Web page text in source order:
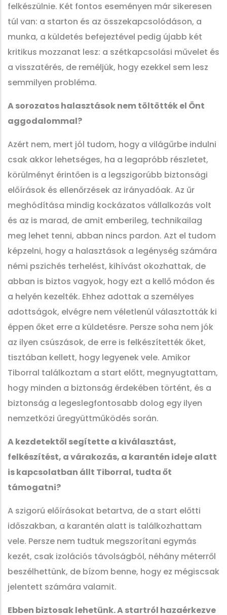
felkészülnie. Két fontos eseményen már sikeresen
túl van: a starton és az összekapcsolódáson, a
munka, a küldetés befejeztével pedig újabb két
kritikus mozzanat lesz: a szétkapcsolási művelet és
a visszatérés, de reméljük, hogy ezekkel sem lesz
semmilyen probléma.
A sorozatos halasztások nem töltötték el Önt
aggodalommal?
Azért nem, mert jól tudom, hogy a világűrbe indulni
csak akkor lehetséges, ha a legapróbb részletet,
körülményt érintően is a legszigorúbb biztonsági
előírások és ellenőrzések az irányadóak. Az űr
meghódítása mindig kockázatos vállalkozás volt
és az is marad, de amit emberileg, technikailag
meg lehet tenni, abban nincs pardon. Azt el tudom
képzelni, hogy a halasztások a legénység számára
némi pszichés terhelést, kihívást okozhattak, de
abban is biztos vagyok, hogy ezt a kellő módon és
a helyén kezelték. Ehhez adottak a személyes
adottságok, elvégre nem véletlenül választották ki
éppen őket erre a küldetésre. Persze soha nem jók
az ilyen csúszások, de erre is felkészítették őket,
tisztában kellett, hogy legyenek vele. Amikor
Tiborral találkoztam a start előtt, megnyugtattam,
hogy minden a biztonság érdekében történt, és a
biztonság a legeslegfontosabb dolog egy ilyen
nemzetközi űregyüttműködés során.
A kezdetektől segítette a kiválasztást,
felkészítést, a várakozás, a karantén ideje alatt
is kapcsolatban állt Tiborral, tudta őt
támogatni?
A szigorú előírásokat betartva, de a start előtti
időszakban, a karantén alatt is találkozhattam
vele. Persze nem tudtuk megszorítani egymás
kezét, csak izolációs távolságból, néhány méterről
beszélhettünk, de bízom benne, hogy ez mégiscsak
jelentett számára valamit.
Ebben biztosak lehetünk. A startról hazaérkezve